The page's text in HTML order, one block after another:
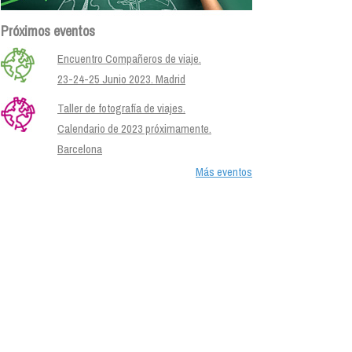
Próximos eventos
Encuentro Compañeros de viaje.
23-24-25 Junio 2023. Madrid
Taller de fotografía de viajes.
Calendario de 2023 próximamente.
Barcelona
Más eventos